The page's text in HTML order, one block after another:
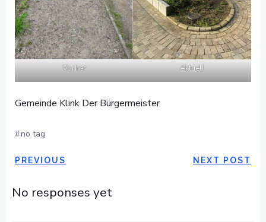
Vorher Aktuell
Gemeinde Klink Der Bürgermeister
#no tag
POST
NAVIGATION
PREVIOUS
POSTNEXT POST
No responses yet